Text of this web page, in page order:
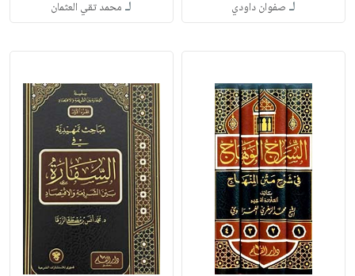
لـ صفوان داودي لـ محمد تقي العثمان